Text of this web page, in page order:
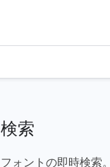
検索
フォントの即時検索